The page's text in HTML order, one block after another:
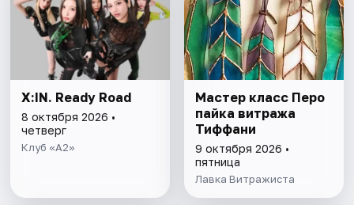
X:IN. Ready Road
8 октября 2026 •
четверг
Клуб «А2»
Мастер класс Перо
пайка витража
Тиффани
9 октября 2026 •
пятница
Лавка Витражиста